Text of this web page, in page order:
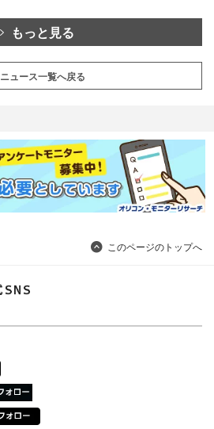
もっと見る
ニュース一覧へ戻る
このページのトップへ